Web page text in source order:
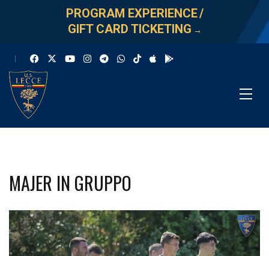
PROGRAM EXPERIENCE/
GIFT CARD TICKETING →
MAJER IN GRUPPO